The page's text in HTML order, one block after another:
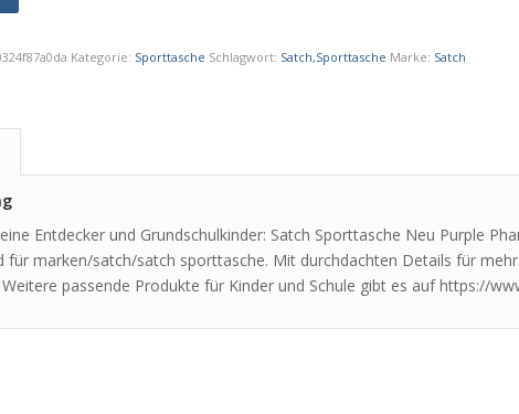
Kategorie: Sporttasche Schlagwort: Satch,Sporttasche Marke: Satch
Entdecker und Grundschulkinder: Satch Sporttasche Neu Purple
für marken/satch/satch sporttasche. Mit durchdachten Details für
Weitere passende Produkte für Kinder und Schule gibt es auf https://